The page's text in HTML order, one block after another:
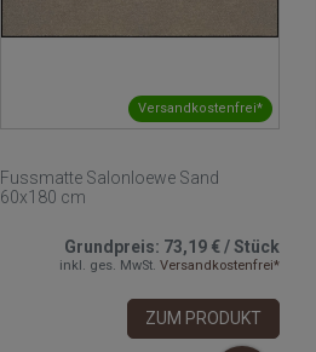
Versandkostenfrei*
Fussmatte Salonloewe Sand
60x180 cm
Grundpreis: 73,19 €/Stück
inkl. ges. MwSt. Versandkostenfrei*
ZUM PRODUKT